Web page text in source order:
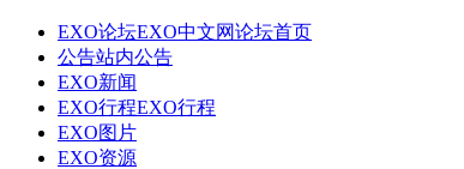
EXO论坛EXO中文网论坛首页
公告站内公告
EXO新闻
EXO行程EXO行程
EXO图片
EXO资源